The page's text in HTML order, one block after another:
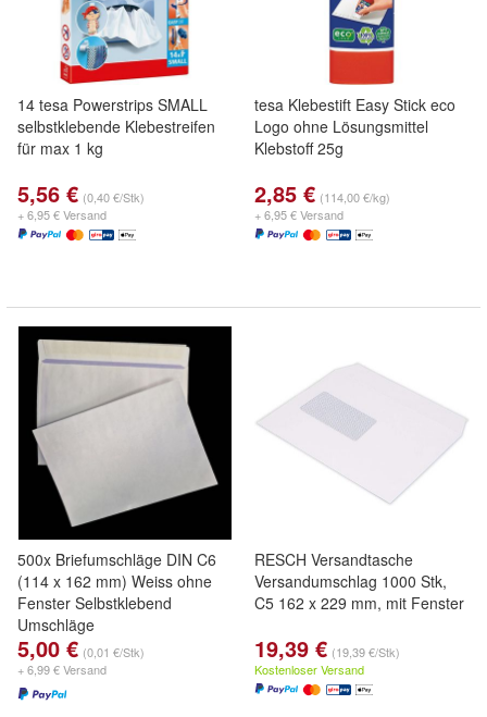
14 tesa Powerstrips SMALL
selbstklebende Klebestreifen
für max 1 kg
5,56 € (0,40 €/Stk)
+ 6,95 € Versand
tesa Klebestift Easy Stick eco
Logo ohne Lösungsmittel
Klebstoff 25g
2,85 € (114,00 €/kg)
+ 6,95 € Versand
500x Briefumschläge DIN C6
(114 x 162 mm) Weiss ohne
Fenster Selbstklebend
Umschläge
5,00 € (0,01 €/Stk)
+ 6,99 € Versand
RESCH Versandtasche
Versandumschlag 1000 Stk,
C5 162 x 229 mm, mit Fenster
19,39 € (19,39 €/Stk)
Kostenloser Versand